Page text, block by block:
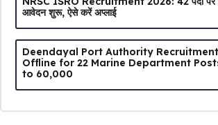
आवेदन शुरू, ऐसे करें अप्लाई
Deendayal Port Authority
Offline for 22 Marine Department
to ₹60,000